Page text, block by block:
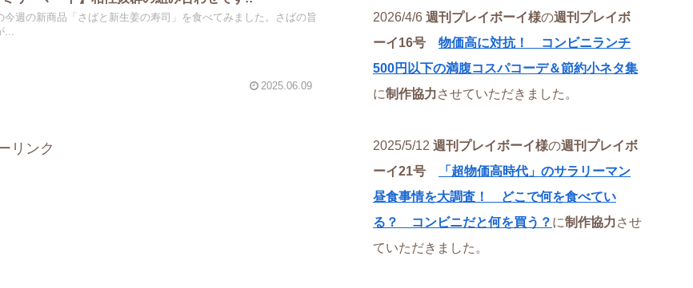
今週の新商品「さばと新生姜の寿司」を食べてみました。さばの旨
...
2025.06.09
リンク
2026/4/6 週刊プレイボーイ様の週刊プレイボ
ーイ16号 物価高に対抗！ コンビニランチ
500円以下の満腹コスパコーデ＆節約小ネタ集
に制作協力させていただきました。
2025/5/12 週刊プレイボーイ様の週刊プレイボ
ーイ21号
「超物価高時代」のサラリーマン
昼食事情を大調査！ どこで何を食べてい
る？ コンビニだと何を買う？ に制作協力させ
ていただきました。